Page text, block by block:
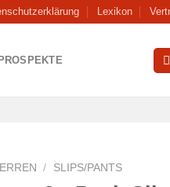
Lexikon
PROSPEKTE
/ SLIPS/PANTS